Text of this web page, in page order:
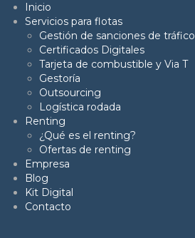
Inicio
Servicios para flotas
Gestión de sanciones de tráfico
Certificados Digitales
Tarjeta de combustible y Via T
Gestoría
Outsourcing
Logística rodada
Renting
¿Qué es el renting?
Ofertas de renting
Empresa
Blog
Kit Digital
Contacto